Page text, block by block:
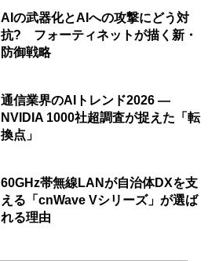
AIの武器化とAIへの攻撃にどう対
抗? フォーティネットが描く新・
防御戦略
通信業界のAIトレンド2026 ―
NVIDIA 1000社超調査が捉えた「転
換点」
60GHz帯無線LANが自治体DXを支
える「cnWave Vシリーズ」が選ば
れる理由